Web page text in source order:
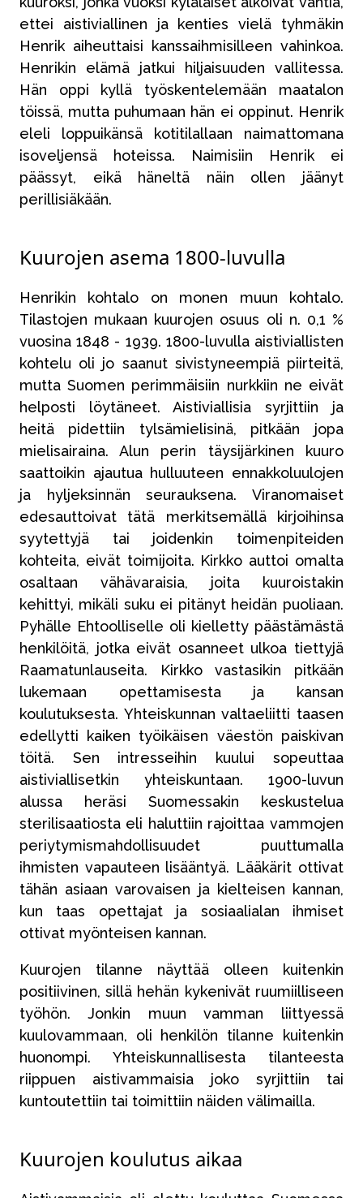
ettei aistiviallinen ja kenties vielä tyhmäkin
Henrik aiheuttaisi kanssaihmisilleen vahinkoa.
Henrikin elämä jatkui hiljaisuuden vallitessa.
Hän oppi kyllä työskentelemään maatalon
töissä, mutta puhumaan hän ei oppinut. Henrik
eleli loppuikänsä kotitilallaan naimattomana
isoveljensä hoteissa. Naimisiin Henrik ei
päässyt, eikä häneltä näin ollen jäänyt
perillisiäkään.
Kuurojen asema 1800-luvulla
Henrikin kohtalo on monen muun kohtalo.
Tilastojen mukaan kuurojen osuus oli n. 0,1 %
vuosina 1848 - 1939. 1800-luvulla aistiviallisten
kohtelu oli jo saanut sivistyneempiä piirteitä,
mutta Suomen perimmäisiin nurkkiin ne eivät
helposti löytäneet. Aistiviallisia syrjittiin ja
heitä pidettiin tylsämielisinä, pitkään jopa
mielisairaina. Alun perin täysijärkinen kuuro
saattoikin ajautua hulluuteen ennakkoluulojen
ja hyljeksinnän seurauksena. Viranomaiset
edesauttoivat tätä merkitsemällä kirjoihinsa
syytettyjä tai joidenkin toimenpiteiden
kohteita, eivät toimijoita. Kirkko auttoi omalta
osaltaan vähävaraisia, joita kuuroistakin
kehittyi, mikäli suku ei pitänyt heidän puoliaan.
Pyhälle Ehtoolliselle oli kielletty päästämästä
henkilöitä, jotka eivät osanneet ulkoa tiettyjä
Raamatunlauseita. Kirkko vastasikin pitkään
lukemaan opettamisesta ja kansan
koulutuksesta. Yhteiskunnan valtaeliitti taasen
edellytti kaiken työikäisen väestön paiskivan
töitä. Sen intresseihin kuului sopeuttaa
aistiviallisetkin yhteiskuntaan. 1900-luvun
alussa heräsi Suomessakin keskustelua
sterilisaatiosta eli haluttiin rajoittaa vammojen
periytymismahdollisuudet puuttumalla
ihmisten vapauteen lisääntyä. Lääkärit ottivat
tähän asiaan varovaisen ja kielteisen kannan,
kun taas opettajat ja sosiaalialan ihmiset
ottivat myönteisen kannan.
Kuurojen tilanne näyttää olleen kuitenkin
positiivinen, sillä hehän kykenivät ruumiilliseen
työhön. Jonkin muun vamman liittyessä
kuulovammaan, oli henkilön tilanne kuitenkin
huonompi. Yhteiskunnallisesta tilanteesta
riippuen aistivammaisia joko syrjittiin tai
kuntoutettiin tai toimittiin näiden välimailla.
Kuurojen koulutus aikaa